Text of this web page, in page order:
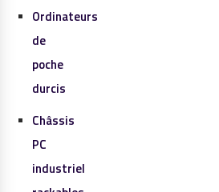
Ordinateurs
de
poche
durcis
Châssis
PC
industriel